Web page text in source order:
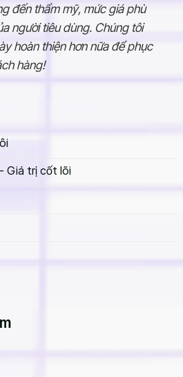
đến thẩm mỹ, mức giá phù
người tiêu dùng. Chúng tôi
hoàn thiện hơn nữa để phục
hàng!
Giá trị cốt lõi